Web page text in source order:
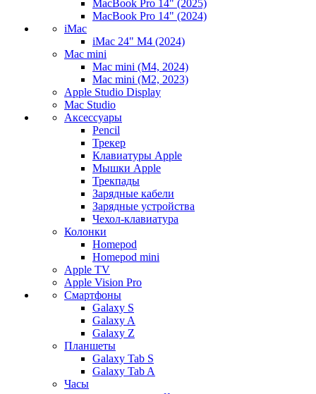
MacBook Pro 14" (2025)
MacBook Pro 14" (2024)
iMac
iMac 24" M4 (2024)
Mac mini
Mac mini (M4, 2024)
Mac mini (M2, 2023)
Apple Studio Display
Mac Studio
Аксессуары
Pencil
Трекер
Клавиатуры Apple
Мышки Apple
Трекпады
Зарядные кабели
Зарядные устройства
Чехол-клавиатура
Колонки
Homepod
Homepod mini
Apple TV
Apple Vision Pro
Смартфоны
Galaxy S
Galaxy A
Galaxy Z
Планшеты
Galaxy Tab S
Galaxy Tab A
Часы